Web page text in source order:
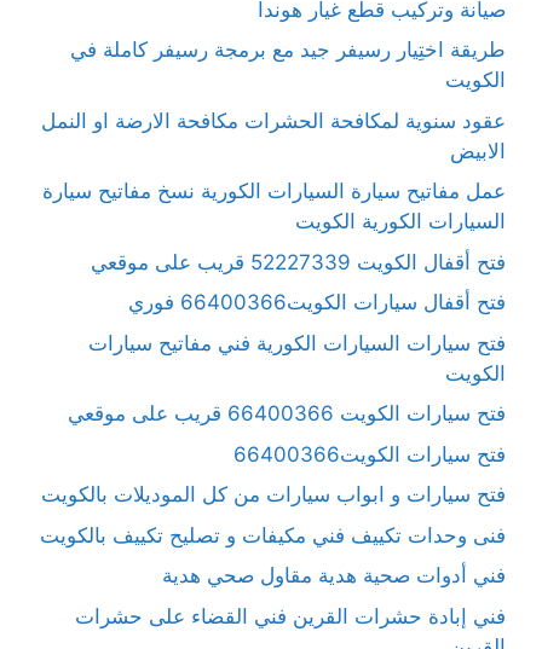
صيانة وتركيب قطع غيار هوندا
طريقة اختِيار رسيفر جيد مع برمجة رسيفر كاملة في
الكويت
عقود سنوية لمكافحة الحشرات مكافحة الارضة او النمل
الابيض
عمل مفاتيح سيارة السيارات الكورية نسخ مفاتيح سيارة
السيارات الكورية الكويت
فتح أقفال الكويت 52227339 قريب على موقعي
فتح أقفال سيارات الكويت66400366 فوري
فتح سيارات السيارات الكورية فني مفاتيح سيارات
الكويت
فتح سيارات الكويت 66400366 قريب على موقعي
فتح سيارات الكويت66400366
فتح سيارات و ابواب سيارات من كل الموديلات بالكويت
فنى وحدات تكييف فني مكيفات و تصليح تكييف بالكويت
فني أدوات صحية هدية مقاول صحي هدية
فني إبادة حشرات القرين فني القضاء على حشرات